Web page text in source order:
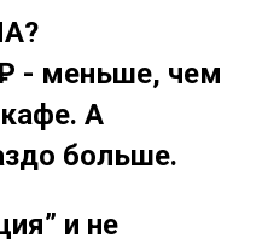
- меньше, чем
А
больше.
и не